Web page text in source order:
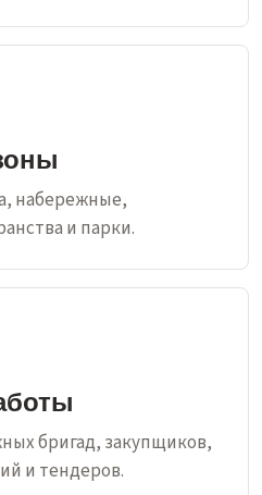
набережные,
и парки.
бригад, закупщиков,
и тендеров.